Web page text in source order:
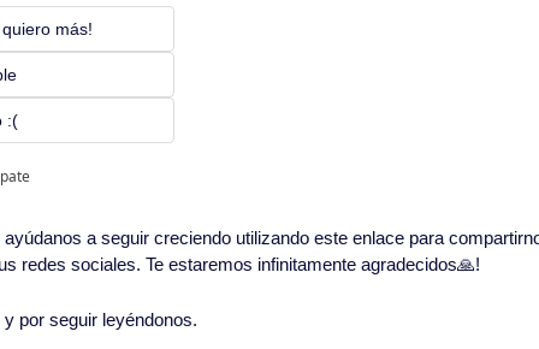
más!
:(
a seguir creciendo utilizando este enlace para
redes sociales. Te estaremos infinitamente agradecidos🙏!
por seguir leyéndonos.